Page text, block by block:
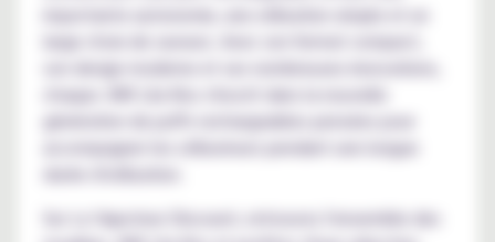
importante autonomie, une utilisation simple et un
large choix de saveurs. Avec son format compact,
son design moderne et ses nombreuses innovations,
chaque JNR Lila Kiss s'inscrit dans la nouvelle
génération de puffs rechargeables pensées pour
accompagner les utilisateurs pendant une longue
Sur Le Vapoteur Discount, retrouvez l'ensemble des